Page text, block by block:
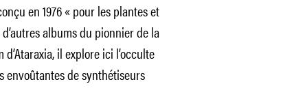
en 1976« pour les plantes et
albums du pionnier de la
il explore ici l’occulte
envoûtantes de synthétiseurs